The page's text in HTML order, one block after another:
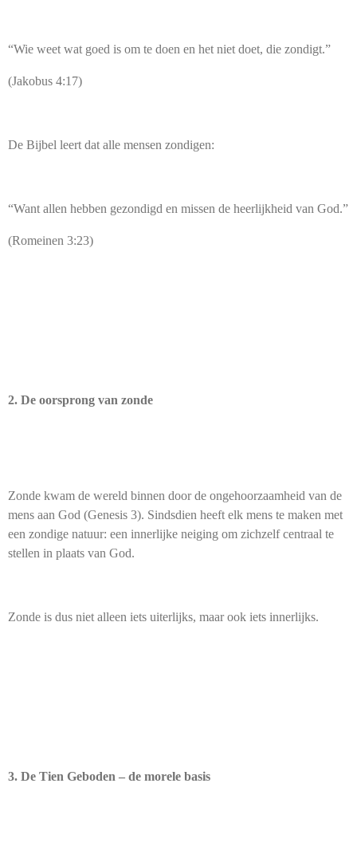
“Wie weet wat goed is om te doen en het niet doet, die zondigt.”
(Jakobus 4:17)
De Bijbel leert dat alle mensen zondigen:
“Want allen hebben gezondigd en missen de heerlijkheid van God.”
(Romeinen 3:23)
2. De oorsprong van zonde
Zonde kwam de wereld binnen door de ongehoorzaamheid van de
mens aan God (Genesis 3). Sindsdien heeft elk mens te maken met
een zondige natuur: een innerlijke neiging om zichzelf centraal te
stellen in plaats van God.
Zonde is dus niet alleen iets uiterlijks, maar ook iets innerlijks.
3. De Tien Geboden – de morele basis